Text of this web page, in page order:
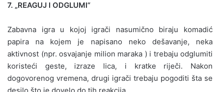
7. „REAGUJ I ODGLUMI“
Zabavna igra u kojoj igrači nasumično biraju komadić
papira na kojem je napisano neko dešavanje, neka
aktivnost (npr. osvajanje milion maraka ) i trebaju odglumiti
koristeći geste, izraze lica, i kratke riječi. Nakon
dogovorenog vremena, drugi igrači trebaju pogoditi šta se